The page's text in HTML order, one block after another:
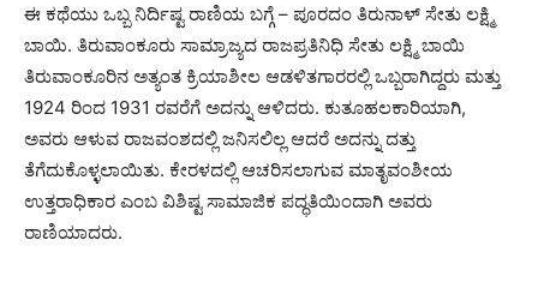
ಈ ಕಥೆಯು ಒಬ್ಬ ನಿರ್ದಿಷ್ಟ ರಾಣಿಯ ಬಗ್ಗೆ – ಪೂರದಂ ತಿರುನಾಳ್ ಸೇತು ಲಕ್ಷ್ಮಿ
ಬಾಯಿ. ತಿರುವಾಂಕೂರು ಸಾಮ್ರಾಜ್ಯದ ರಾಜಪ್ರತಿನಿಧಿ ಸೇತು ಲಕ್ಷ್ಮಿ ಬಾಯಿ
ತಿರುವಾಂಕೂರಿನ ಅತ್ಯಂತ ಕ್ರಿಯಾಶೀಲ ಆಡಳಿತಗಾರರಲ್ಲಿ ಒಬ್ಬರಾಗಿದ್ದರು ಮತ್ತು
1924 ರಿಂದ 1931 ರವರೆಗೆ ಅದನ್ನು ಆಳಿದರು. ಕುತೂಹಲಕಾರಿಯಾಗಿ,
ಅವರು ಆಳುವ ರಾಜವಂಶದಲ್ಲಿ ಜನಿಸಲಿಲ್ಲ ಆದರೆ ಅದನ್ನು ದತ್ತು
ತೆಗೆದುಕೊಳ್ಳಲಾಯಿತು. ಕೇರಳದಲ್ಲಿ ಆಚರಿಸಲಾಗುವ ಮಾತೃವಂಶೀಯ
ಉತ್ತರಾಧಿಕಾರ ಎಂಬ ವಿಶಿಷ್ಟ ಸಾಮಾಜಿಕ ಪದ್ಧತಿಯಿಂದಾಗಿ ಅವರು
ರಾಣಿಯಾದರು.